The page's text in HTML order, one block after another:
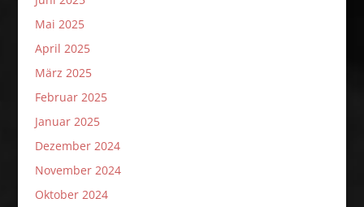
Mai 2025
April 2025
März 2025
Februar 2025
Januar 2025
Dezember 2024
November 2024
Oktober 2024